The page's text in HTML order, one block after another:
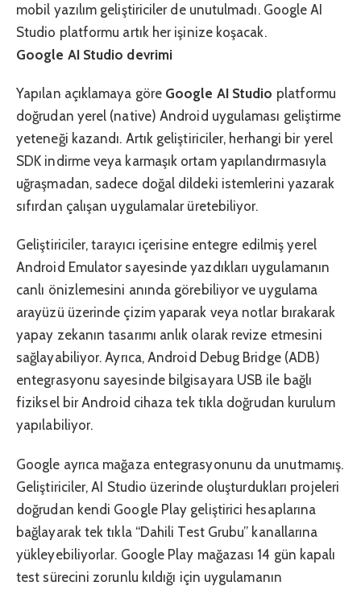
mobil yazılım geliştiriciler de unutulmadı. Google AI
Studio platformu artık her işinize koşacak.
Google AI Studio devrimi
Yapılan açıklamaya göre Google AI Studio platformu
doğrudan yerel (native) Android uygulaması geliştirme
yeteneği kazandı. Artık geliştiriciler, herhangi bir yerel
SDK indirme veya karmaşık ortam yapılandırmasıyla
uğraşmadan, sadece doğal dildeki istemlerini yazarak
sıfırdan çalışan uygulamalar üretebiliyor.
Geliştiriciler, tarayıcı içerisine entegre edilmiş yerel
Android Emulator sayesinde yazdıkları uygulamanın
canlı önizlemesini anında görebiliyor ve uygulama
arayüzü üzerinde çizim yaparak veya notlar bırakarak
yapay zekanın tasarımı anlık olarak revize etmesini
sağlayabiliyor. Ayrıca, Android Debug Bridge (ADB)
entegrasyonu sayesinde bilgisayara USB ile bağlı
fiziksel bir Android cihaza tek tıkla doğrudan kurulum
yapılabiliyor.
Google ayrıca mağaza entegrasyonunu da unutmamış.
Geliştiriciler, AI Studio üzerinde oluşturdukları projeleri
doğrudan kendi Google Play geliştirici hesaplarına
bağlayarak tek tıkla “Dahili Test Grubu” kanallarına
yükleyebiliyorlar. Google Play mağazası 14 gün kapalı
test sürecini zorunlu kıldığı için uygulamanın